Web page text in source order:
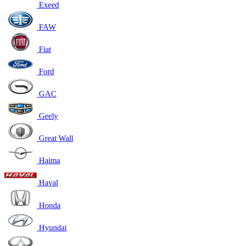
Exeed
FAW
Fiat
Ford
GAC
Geely
Great Wall
Haima
Haval
Honda
Hyundai